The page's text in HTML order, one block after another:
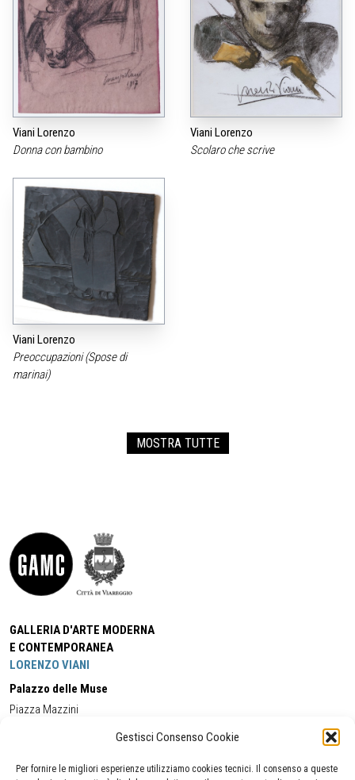
Gestisci Consenso Cookie
Per fornire le migliori esperienze utilizziamo cookies tecnici. Il consenso a queste
Viani Lorenzo
Donna con bambino
Viani Lorenzo
Scolaro che scrive
Viani Lorenzo
Preoccupazioni (Spose di
marinai)
MOSTRA TUTTE
GALLERIA D'ARTE MODERNA
E CONTEMPORANEA
LORENZO VIANI
Palazzo delle Muse
Piazza Mazzini
Cell:+39 338 5714978 (orario apertura Galleria)
Tel:
+39 0584 944580
(orario 09.00/13.00)